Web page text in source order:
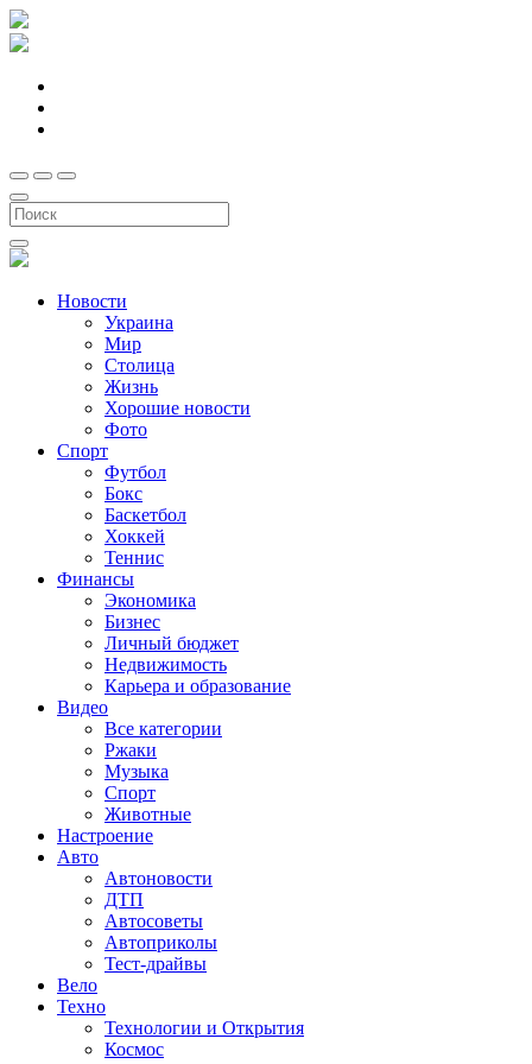
Новости
Украина
Мир
Столица
Жизнь
Хорошие новости
Фото
Спорт
Футбол
Бокс
Баскетбол
Хоккей
Теннис
Финансы
Экономика
Бизнес
Личный бюджет
Недвижимость
Карьера и образование
Видео
Все категории
Ржаки
Музыка
Спорт
Животные
Настроение
Авто
Автоновости
ДТП
Автосоветы
Автоприколы
Тест-драйвы
Вело
Техно
Технологии и Открытия
Космос